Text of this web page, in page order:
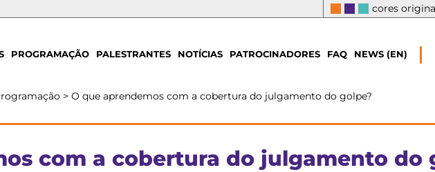
cores
PROGRAMAÇÃO PALESTRANTES NOTÍCIAS PATROCINADORES FAQ NEWS (EN)
> O que aprendemos com a cobertura do julgamento do golpe?
com a cobertura do julgamento do